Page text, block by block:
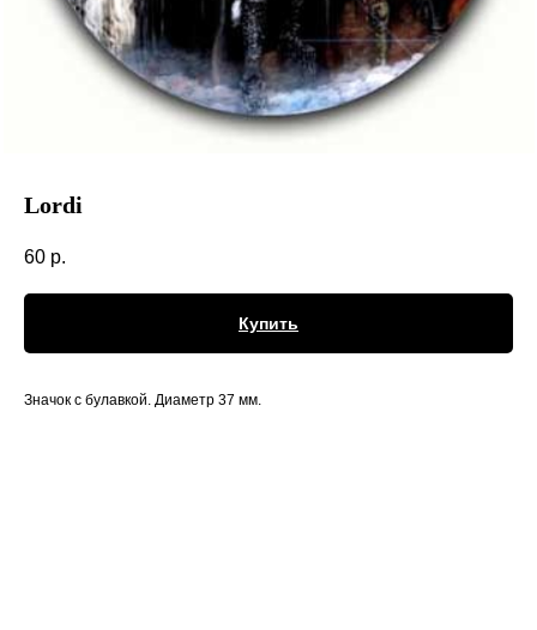
Lordi
60 р.
Купить
Значок с булавкой. Диаметр 37 мм.